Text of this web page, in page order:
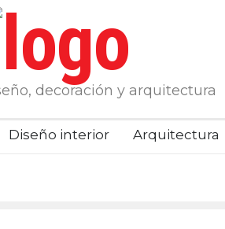
decoración y arquitectura
Diseño interior Arquitectura